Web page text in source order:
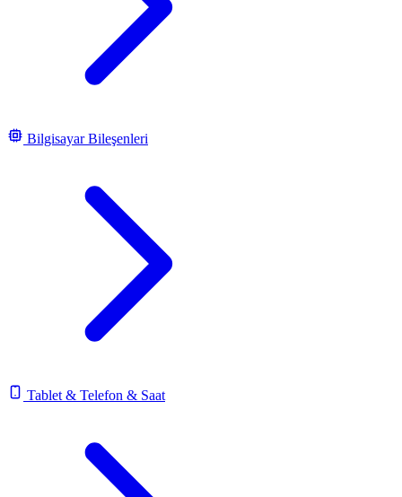
Bilgisayar Bileşenleri
Tablet & Telefon & Saat